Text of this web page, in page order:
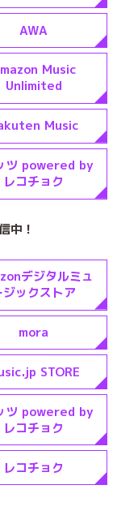
AWA
Music
Unlimited
Music
ツ powered by
レコチョク
中！
デジタルミュ
ジックストア
mora
STORE
ツ powered by
レコチョク
レコチョク